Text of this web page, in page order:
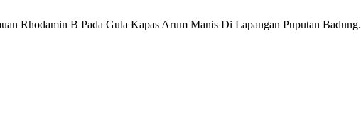
Rhodamin B Pada Gula Kapas Arum Manis Di Lapangan Puputan Badung.